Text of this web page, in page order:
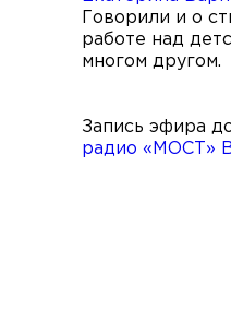
Говорили и о
работе над
многом другом.
Запись эфира
радио «МОСТ»